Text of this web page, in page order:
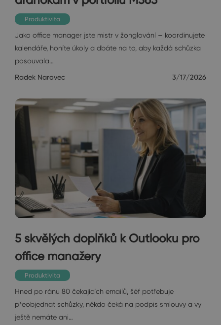
Produktivita
Jako office manager jste mistr v žonglování – koordinujete
kalendáře, honíte úkoly a dbáte na to, aby každá schůzka
posouvala…
Radek Narovec 3/17/2026
5 skvělých doplňků k Outlooku pro
office manažery
Produktivita
Hned po ránu 80 čekajících emailů, šéf potřebuje
přeobjednat schůzky, někdo čeká na podpis smlouvy a vy
ještě nemáte ani…